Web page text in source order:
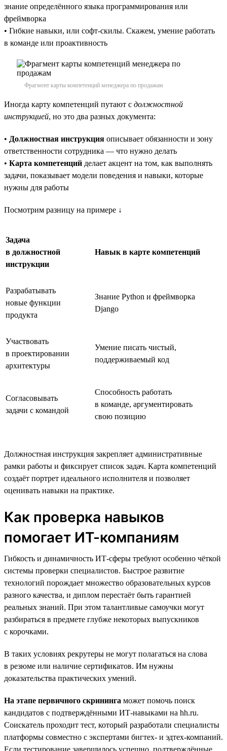
знание определённого языка программирования или
фреймворка
• Гибкие навыки, или софт-скилы. Скажем, умение работать
в команде или проактивность
Фрагмент карты компетенций менеджера по продажам
Иногда карту компетенций путают с должностной
инструкцией, но это два разных документа:
• Должностная инструкция описывает обязанности и зону
ответственности сотрудника — что нужно делать
• Карта компетенций делает акцент на том, как выполнять
задачи, показывает модели поведения и навыки, которые
нужны для работы
Посмотрим разницу на примере ↓
Задача
в должностной
инструкции
Навык в карте компетенций
Разрабатывать
новые функции
продукта
Знание Python и фреймворка
Django
Участвовать
в проектировании
архитектуры
Умение писать чистый,
поддерживаемый код
Согласовывать
задачи с командой
Способность работать
в команде, аргументировать
свою позицию
Должностная инструкция закрепляет административные
рамки работы и фиксирует список задач. Карта компетенций
создаёт портрет идеального исполнителя и позволяет
оценивать навыки на практике.
Как проверка навыков
помогает ИТ-компаниям
Гибкость и динамичность ИТ-сферы требуют особенно чёткой
системы проверки специалистов. Быстрое развитие
технологий порождает множество образовательных курсов
разного качества, и диплом перестаёт быть гарантией
реальных знаний. При этом талантливые самоучки могут
разбираться в предмете глубже некоторых выпускников
с корочками.
В таких условиях рекрутеры не могут полагаться на слова
в резюме или наличие сертификатов. Им нужны
доказательства практических умений.
На этапе первичного скрининга может помочь поиск
кандидатов с подтверждёнными ИТ-навыками на hh.ru.
Соискатель проходит тест, который разработали специалисты
платформы совместно с экспертами бигтех- и эдтех-компаний.
Если тестирование завершилось успешно, подтверждённые